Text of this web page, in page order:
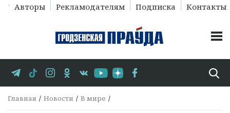
Авторы Рекламодателям Подписка Контакты
Главная Новости В мире